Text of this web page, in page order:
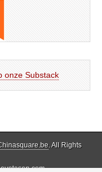
onze Substack
. All Rights
.